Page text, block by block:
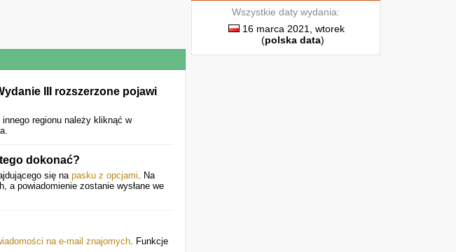
III rozszerzone pojawi
regionu należy kliknąć w
dokonać?
się napasku z opcjami. Na
a powiadomienie zostanie wysłane we
na e-mail znajomych. Funkcje
Wszystkie daty wydania:
16 marca 2021, wtorek
(polska data)